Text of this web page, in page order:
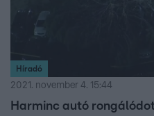
Híradó
2021. november 4. 15:44
Harminc autó